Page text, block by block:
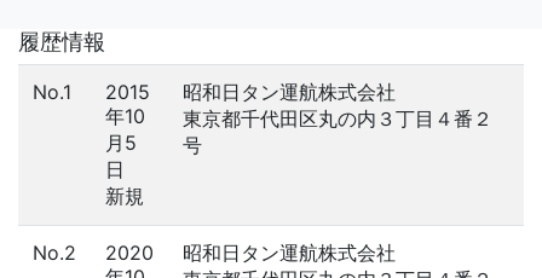
履歴情報
No.1
2015
年10
月5
日
新規
昭和日タン運航株式会社
東京都千代田区丸の内３丁目４番２
号
No.2
2020
昭和日タン運航株式会社